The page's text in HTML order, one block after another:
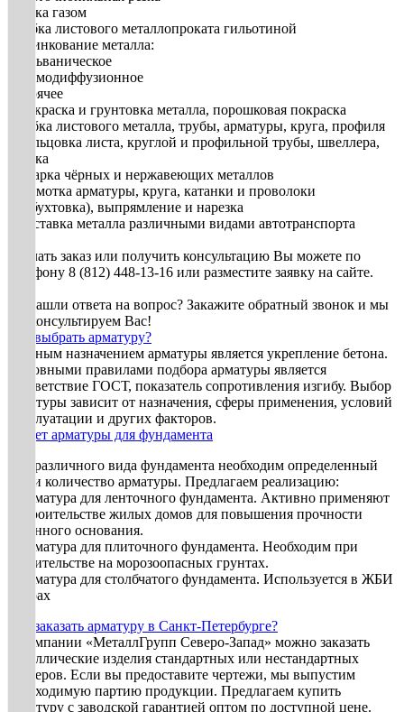
• резка газом
• рубка листового металлопроката гильотиной
3. Цинкование металла:
• гальваническое
• термодиффузионное
• горячее
• Покраска и грунтовка металла, порошковая покраска
• Гибка листового металла, трубы, арматуры, круга, профиля
• Вальцовка листа, круглой и профильной трубы, швеллера,
уголка
• Сварка чёрных и нержавеющих металлов
• Размотка арматуры, круга, катанки и проволоки
(разбухтовка), выпрямление и нарезка
• Доставка металла различными видами автотранспорта
Сделать заказ или получить консультацию Вы можете по
телефону 8 (812) 448-13-16 или разместите заявку на сайте.
Не нашли ответа на вопрос? Закажите обратный звонок и мы
проконсультируем Вас!
Как выбрать арматуру?
Главным назначением арматуры является укрепление бетона.
Основными правилами подбора арматуры является
соответствие ГОСТ, показатель сопротивления изгибу. Выбор
арматуры зависит от назначения, сферы применения, условий
эксплуатации и других факторов.
Расчет арматуры для фундамента
Для различного вида фундамента необходим определенный
вид и количество арматуры. Предлагаем реализацию:
• Арматура для ленточного фундамента. Активно применяют
в строительстве жилых домов для повышения прочности
бетонного основания.
• Арматура для плиточного фундамента. Необходим при
строительстве на морозоопасных грунтах.
• Арматура для столбчатого фундамента. Используется в ЖБИ
опорах
Как заказать арматуру в Санкт-Петербурге?
В компании «МеталлГрупп Северо-Запад» можно заказать
металлические изделия стандартных или нестандартных
размеров. Если вы предоставите чертежи, мы выпустим
необходимую партию продукции. Предлагаем купить
арматуру с заводской гарантией оптом по доступной цене.